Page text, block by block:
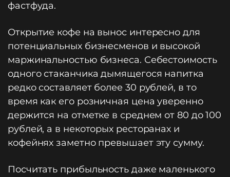
фастфуда.
Открытие кофе на вынос интересно для
потенциальных бизнесменов и высокой
маржинальностью бизнеса. Себестоимость
одного стаканчика дымящегося напитка
редко составляет более 30 рублей, в то
время как его розничная цена уверенно
держится на отметке в среднем от 80 до 100
рублей, а в некоторых ресторанах и
кофейнях заметно превышает эту сумму.
Посчитать прибыльность даже маленького